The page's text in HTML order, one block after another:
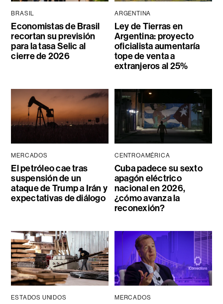
BRASIL
Economistas de Brasil
recortan su previsión
para la tasa Selic al
cierre de 2026
ARGENTINA
Ley de Tierras en
Argentina: proyecto
oficialista aumentaría
tope de venta a
extranjeros al 25%
MERCADOS
El petróleo cae tras
suspensión de un
ataque de Trump a Irán y
expectativas de diálogo
CENTROAMÉRICA
Cuba padece su sexto
apagón eléctrico
nacional en 2026,
¿cómo avanza la
reconexión?
ESTADOS UNIDOS MERCADOS